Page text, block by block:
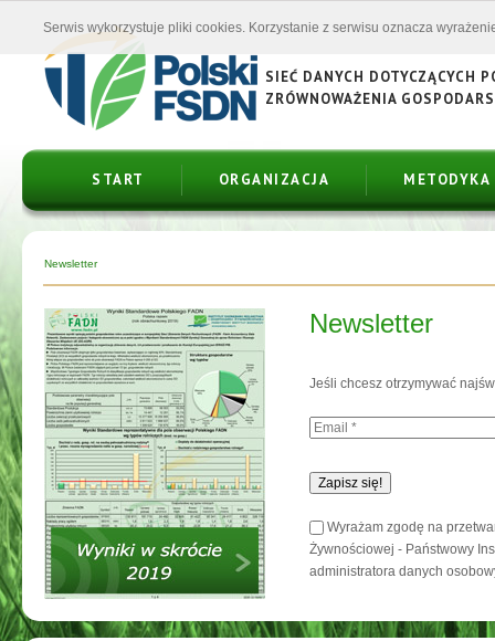
SIEĆ DANYCH DOTYCZĄCYCH
ZRÓWNOWAŻENIA
START ORGANIZACJA METODYKA
Newsletter
Newsletter
Jeśli chcesz otrzymywać
Wyrażam zgodę na
Żywnościowej - Państwowy
administratora danych
Serwis wykorzystuje pliki cookies. Korzystanie z serwisu oznacza